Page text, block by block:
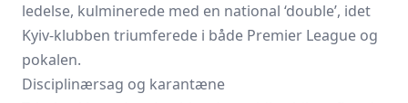
ledelse, kulminerede med en national ‘double’, idet
Kyiv-klubben triumferede i både Premier League og
pokalen.
Disciplinærsag og karantæne